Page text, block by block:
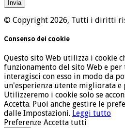
© Copyright 2026, Tutti i diritti
Consenso dei cookie
Questo sito Web utilizza i cookie
funzionamento del sito Web e per
interagisci con esso in modo da
un'esperienza utente migliorata e
Utilizzeremo i cookie solo se
Accetta. Puoi anche gestire le
dalle Impostazioni. Leggi tutto
Preferenze Accetta tutti